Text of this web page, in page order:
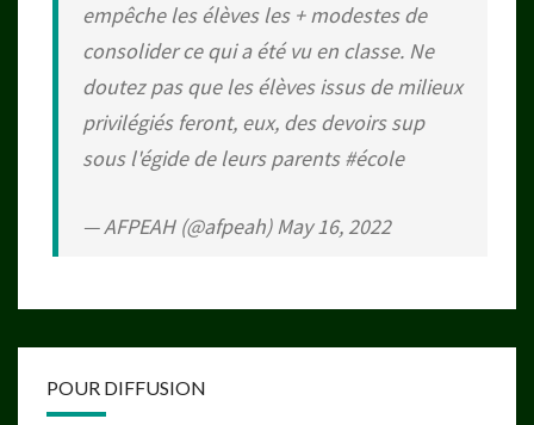
empêche les élèves les + modestes de
consolider ce qui a été vu en classe. Ne
doutez pas que les élèves issus de milieux
privilégiés feront, eux, des devoirs sup
sous l'égide de leurs parents#école
— AFPEAH (@afpeah)May 16, 2022
POUR DIFFUSION